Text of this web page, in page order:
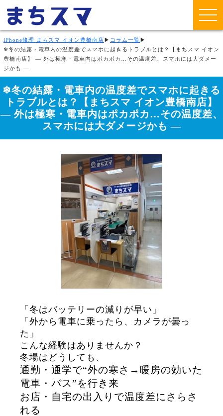
iPhone修理 まちスマ イオン豊橋南店 ▶ コラム一覧 ▶
❄冬の結露・電車内の温度差でスマホに起きるトラブルとは？【まちスマ イオン
豊橋南店】 ― 外は極寒・電車内はポカポカ…その温度差、スマホには大ダメー
ジかも ―
❄冬の結露・電車内の温度差でスマホに起きる
トラブルとは？【まちスマ イオン豊橋南店】
― 外は極寒・電車内はポカポカ…その温度差、
スマホには大ダメージかも ―
「冬はバッテリーの減りが早い」
「外から電車に乗ったら、カメラが曇っ
た」
こんな経験はありませんか？
冬場はどうしても、
通勤・通学で“外の寒さ→暖房の効いた
電車・バス”を行き来
お店・自宅の出入りで温度差にさらさ
れる